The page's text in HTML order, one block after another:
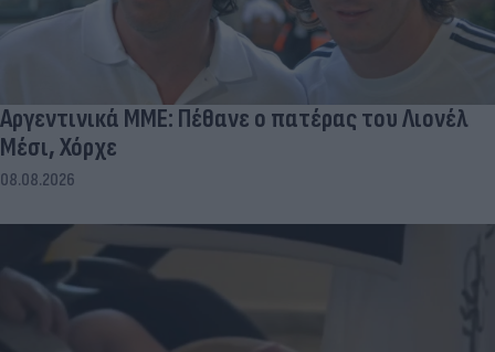
Αργεντινικά ΜΜΕ: Πέθανε ο πατέρας του Λιονέλ
Μέσι, Χόρχε
08.08.2026